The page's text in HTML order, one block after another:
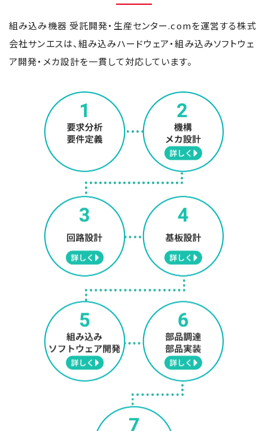
組み込み機器 受託開発・生産センター.comを運営する株式
会社サンエスは、 組み込みハードウェア・組み込みソフトウェ
ア開発・メカ設計を一貫して対応しています。